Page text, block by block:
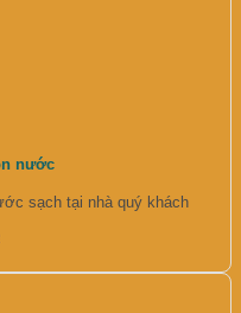
nước
sạch tại nhà quý khách